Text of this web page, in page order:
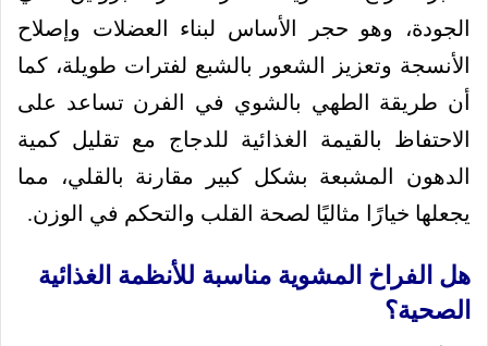
الجودة، وهو حجر الأساس لبناء العضلات وإصلاح
الأنسجة وتعزيز الشعور بالشبع لفترات طويلة، كما
أن طريقة الطهي بالشوي في الفرن تساعد على
الاحتفاظ بالقيمة الغذائية للدجاج مع تقليل كمية
الدهون المشبعة بشكل كبير مقارنة بالقلي، مما
يجعلها خيارًا مثاليًا لصحة القلب والتحكم في الوزن.
هل الفراخ المشوية مناسبة للأنظمة الغذائية
الصحية؟